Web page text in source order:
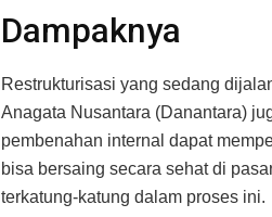
Dampaknya
Restrukturisasi yang sedang
Anagata Nusantara (Danantara)
pembenahan internal dapat
bisa bersaing secara sehat di
terkatung-katung dalam proses ini.